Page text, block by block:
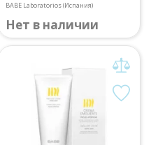
BABE Laboratorios (Испания)
Нет в наличии